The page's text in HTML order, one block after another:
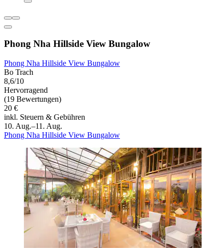
Phong Nha Hillside View Bungalow
Phong Nha Hillside View Bungalow
Bo Trach
8,6/10
Hervorragend
(19 Bewertungen)
20 €
inkl. Steuern & Gebühren
10. Aug.–11. Aug.
Phong Nha Hillside View Bungalow